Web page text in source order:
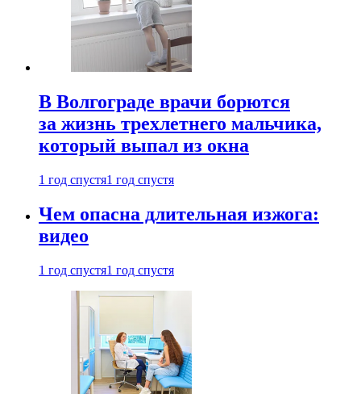
В Волгограде врачи борются
за жизнь трехлетнего мальчика,
который выпал из окна
1 год спустя1 год спустя
Чем опасна длительная изжога:
видео
1 год спустя1 год спустя